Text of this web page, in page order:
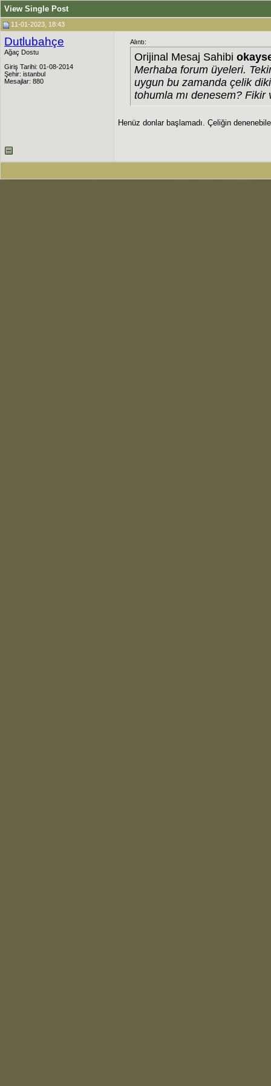
View Single Post
11-01-2023, 18:43
Dutlubahçe
Ağaç Dostu
Giriş Tarihi: 01-08-2014
Şehir: istanbul
Mesajlar: 880
Alıntı:
Orijinal Mesaj Sahibi
Merhaba forum üyeleri.
uygun bu zamanda çelik
tohumla mı denesem?
Henüz donlar başlamadı. Çeliğin